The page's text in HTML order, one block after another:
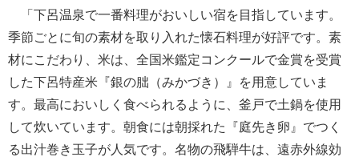
「下呂温泉で一番料理がおいしい宿を目指しています。
季節ごとに旬の素材を取り入れた懐石料理が好評です。素
材にこだわり、米は、全国米鑑定コンクールで金賞を受賞
した下呂特産米『銀の朏（みかづき）』を用意していま
す。最高においしく食べられるように、釜戸で土鍋を使用
して炊いています。朝食には朝採れた『庭先き卵』でつく
る出汁巻き玉子が人気です。名物の飛騨牛は、遠赤外線効